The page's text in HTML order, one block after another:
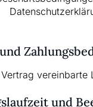
vereinbarte
und